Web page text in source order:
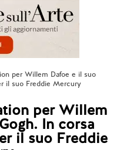
per Willem Dafoe e il suo
il suo Freddie Mercury
per Willem
In corsa
il suo Freddie